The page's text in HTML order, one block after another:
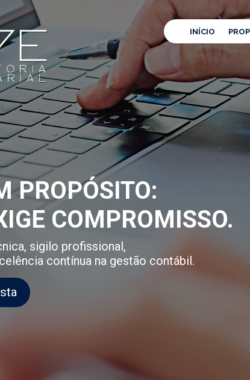
INÍCIO
PROPÓSITO:
COMPROMISSO.
sigilo profissional,
contínua na gestão contábil.